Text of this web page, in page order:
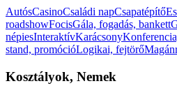
AutósCasinoCsaládi napCsapatépítő
roadshowFocisGála, fogadás, bankett
népiesInteraktívKarácsony
stand, promócióLogikai, fejtörő
Kosztályok, Nemek